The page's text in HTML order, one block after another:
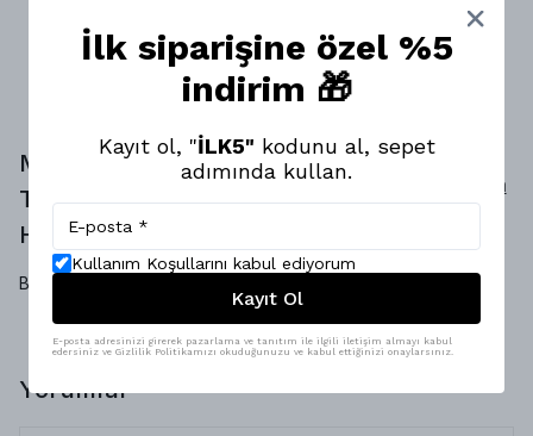
Montis Halı Antrasit Dokuma
Taban Vintage Fırsat Halısı -
HFH2686 Yorumlar
Yorum
Bu ürün için henüz yorum yapılmamış.
Yorumlar
İlk siparişine özel %5
indirim 🎁
Kayıt ol, "İLK5" kodunu al, sepet
adımında kullan.
Kullanım Koşullarını kabul ediyorum
Kayıt Ol
E-posta adresinizi girerek pazarlama ve tanıtım ile ilgili iletişim almayı kabul
edersiniz ve Gizlilik Politikamızı okuduğunuzu ve kabul ettiğinizi onaylarsınız.